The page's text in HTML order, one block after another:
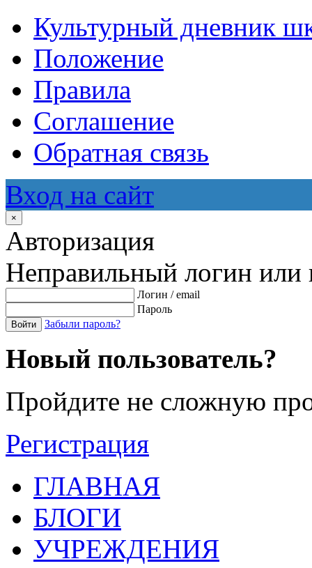
Культурный дневник
Положение
Правила
Соглашение
Обратная связь
Вход на сайт
×
Авторизация
Неправильный логин или
Логин / email
Пароль
Войти Забыли пароль?
Новый пользователь?
Пройдите не сложную
Регистрация
ГЛАВНАЯ
БЛОГИ
УЧРЕЖДЕНИЯ